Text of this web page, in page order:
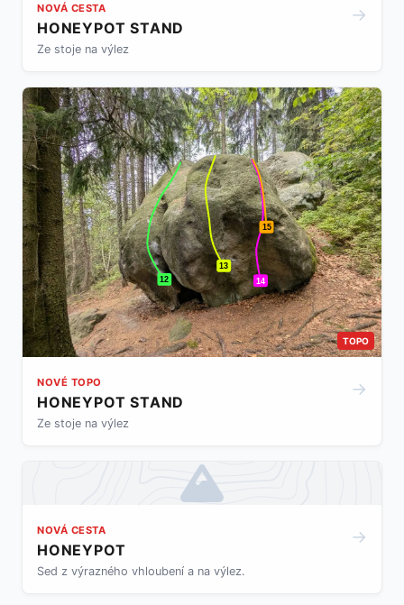
NOVÁ CESTA
HONEYPOT STAND
Ze stoje na výlez
→
12
13
14
15
TOPO
NOVÉ TOPO
HONEYPOT STAND
Ze stoje na výlez
→
NOVÁ CESTA
HONEYPOT
Sed z výrazného vhloubení a na výlez.
→